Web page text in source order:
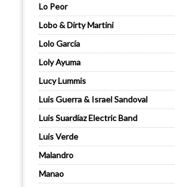
Lo Peor
Lobo & Dirty Martini
Lolo García
Loly Ayuma
Lucy Lummis
Luis Guerra & Israel Sandoval
Luis Suardíaz Electric Band
Luis Verde
Malandro
Manao